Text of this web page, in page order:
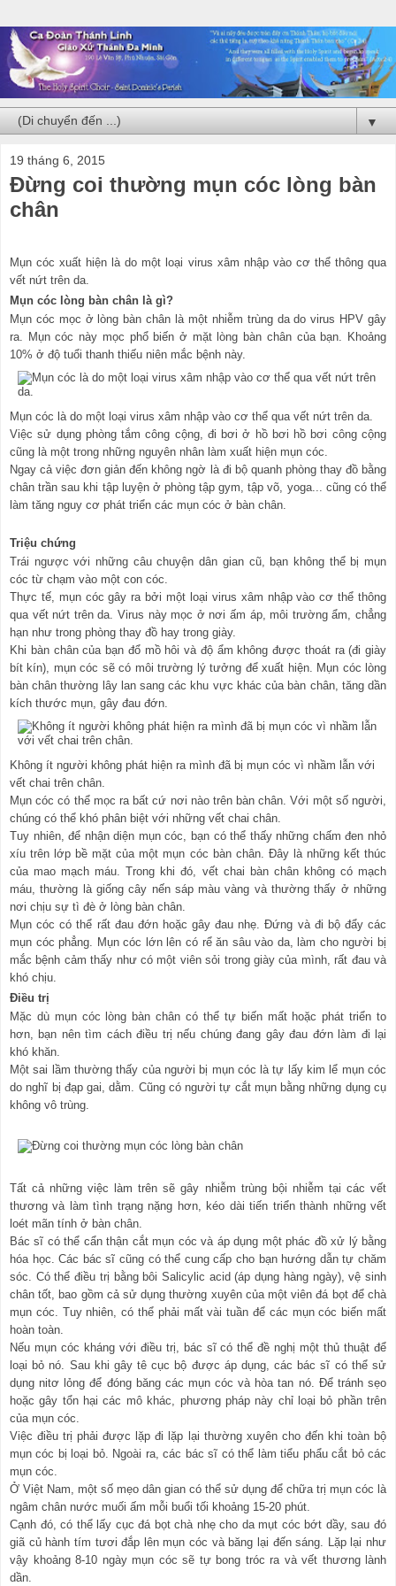
▼
19 tháng 6, 2015
Đừng coi thường mụn cóc lòng bàn
chân
Mụn cóc xuất hiện là do một loại virus xâm nhập vào cơ thể thông qua
vết nứt trên da.
Mụn cóc lòng bàn chân là gì?
Mụn cóc mọc ở lòng bàn chân là một nhiễm trùng da do virus HPV gây
ra. Mụn cóc này mọc phổ biến ở mặt lòng bàn chân của bạn. Khoảng
10% ở độ tuổi thanh thiếu niên mắc bệnh này.
Mụn cóc là do một loại virus xâm nhập vào cơ thể qua vết nứt trên da.
Việc sử dụng phòng tắm công cộng, đi bơi ở hồ bơi hồ bơi công cộng
cũng là một trong những nguyên nhân làm xuất hiện mụn cóc.
Ngay cả việc đơn giản đến không ngờ là đi bộ quanh phòng thay đồ bằng
chân trần sau khi tập luyện ở phòng tập gym, tập võ, yoga... cũng có thể
làm tăng nguy cơ phát triển các mụn cóc ở bàn chân.
Triệu chứng
Trái ngược với những câu chuyện dân gian cũ, bạn không thể bị mụn
cóc từ chạm vào một con cóc.
Thực tế, mụn cóc gây ra bởi một loại virus xâm nhập vào cơ thể thông
qua vết nứt trên da. Virus này mọc ở nơi ấm áp, môi trường ẩm, chẳng
hạn như trong phòng thay đồ hay trong giày.
Khi bàn chân của bạn đổ mồ hôi và độ ẩm không được thoát ra (đi giày
bít kín), mụn cóc sẽ có môi trường lý tưởng để xuất hiện. Mụn cóc lòng
bàn chân thường lây lan sang các khu vực khác của bàn chân, tăng dần
kích thước mụn, gây đau đớn.
Không ít người không phát hiện ra mình đã bị mụn cóc vì nhầm lẫn với
vết chai trên chân.
Mụn cóc có thể mọc ra bất cứ nơi nào trên bàn chân. Với một số người,
chúng có thể khó phân biệt với những vết chai chân.
Tuy nhiên, để nhận diện mụn cóc, bạn có thể thấy những chấm đen nhỏ
xíu trên lớp bề mặt của một mụn cóc bàn chân. Đây là những kết thúc
của mao mạch máu. Trong khi đó, vết chai bàn chân không có mạch
máu, thường là giống cây nến sáp màu vàng và thường thấy ở những
nơi chịu sự tì đè ở lòng bàn chân.
Mụn cóc có thể rất đau đớn hoặc gây đau nhẹ. Đứng và đi bộ đẩy các
mụn cóc phẳng. Mụn cóc lớn lên có rể ăn sâu vào da, làm cho người bị
mắc bệnh cảm thấy như có một viên sỏi trong giày của mình, rất đau và
khó chịu.
Điều trị
Mặc dù mụn cóc lòng bàn chân có thể tự biến mất hoặc phát triển to
hơn, bạn nên tìm cách điều trị nếu chúng đang gây đau đớn làm đi lại
khó khăn.
Một sai lầm thường thấy của người bị mụn cóc là tự lấy kim lể mụn cóc
do nghĩ bị đạp gai, dằm. Cũng có người tự cắt mụn bằng những dụng cụ
không vô trùng.
Tất cả những việc làm trên sẽ gây nhiễm trùng bội nhiễm tại các vết
thương và làm tình trạng nặng hơn, kéo dài tiến triển thành những vết
loét mãn tính ở bàn chân.
Bác sĩ có thể cẩn thận cắt mụn cóc và áp dụng một phác đồ xử lý bằng
hóa học. Các bác sĩ cũng có thể cung cấp cho bạn hướng dẫn tự chăm
sóc. Có thể điều trị bằng bôi Salicylic acid (áp dụng hàng ngày), vệ sinh
chân tốt, bao gồm cả sử dụng thường xuyên của một viên đá bọt để chà
mụn cóc. Tuy nhiên, có thể phải mất vài tuần để các mụn cóc biến mất
hoàn toàn.
Nếu mụn cóc kháng với điều trị, bác sĩ có thể đề nghị một thủ thuật để
loại bỏ nó. Sau khi gây tê cục bộ được áp dụng, các bác sĩ có thể sử
dụng nitơ lỏng để đóng băng các mụn cóc và hòa tan nó. Để tránh sẹo
hoặc gây tổn hại các mô khác, phương pháp này chỉ loại bỏ phần trên
của mụn cóc.
Việc điều trị phải được lặp đi lặp lại thường xuyên cho đến khi toàn bộ
mụn cóc bị loại bỏ. Ngoài ra, các bác sĩ có thể làm tiểu phẩu cắt bỏ các
mụn cóc.
Ở Việt Nam, một số mẹo dân gian có thể sử dụng để chữa trị mụn cóc là
ngâm chân nước muối ấm mỗi buổi tối khoảng 15-20 phút.
Cạnh đó, có thể lấy cục đá bọt chà nhẹ cho da mụt cóc bớt dầy, sau đó
giã củ hành tím tươi đắp lên mụn cóc và băng lại đến sáng. Lặp lại như
vậy khoảng 8-10 ngày mụn cóc sẽ tự bong tróc ra và vết thương lành
dần.